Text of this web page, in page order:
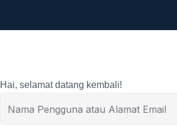
Hai, selamat datang kembali!